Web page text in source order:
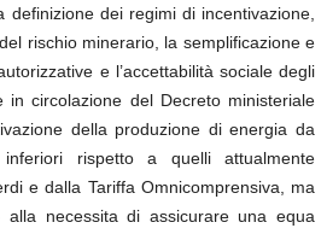
dei regimi di incentivazione,
rischio minerario, la semplificazione e
e l’accettabilità sociale degli
in circolazione del Decreto ministeriale
della produzione di energia da
rispetto a quelli attualmente
e dalla Tariffa Omnicomprensiva, ma
alla necessita di assicurare una equa